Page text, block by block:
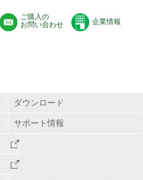
ご購入の
お問い合わせ
企業情報
ダウンロード
サポート情報